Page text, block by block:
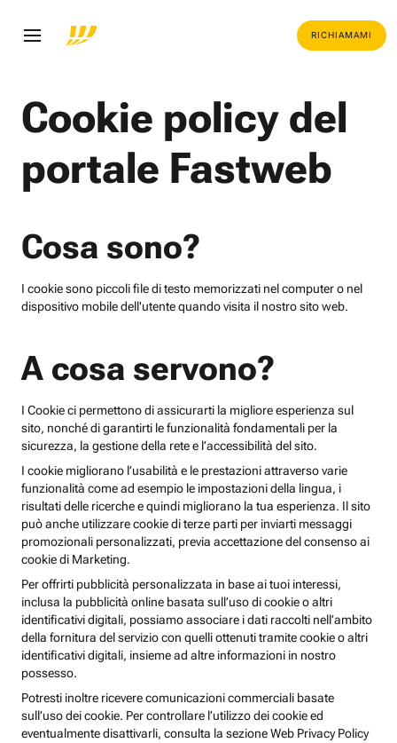
RICHIAMAMI
Cookie policy del
portale Fastweb
Cosa sono?
I cookie sono piccoli file di testo memorizzati nel computer o nel
dispositivo mobile dell'utente quando visita il nostro sito web.
A cosa servono?
I Cookie ci permettono di assicurarti la migliore esperienza sul
sito, nonché di garantirti le funzionalità fondamentali per la
sicurezza, la gestione della rete e l’accessibilità del sito.
I cookie migliorano l’usabilità e le prestazioni attraverso varie
funzionalità come ad esempio le impostazioni della lingua, i
risultati delle ricerche e quindi migliorano la tua esperienza. Il sito
può anche utilizzare cookie di terze parti per inviarti messaggi
promozionali personalizzati, previa accettazione del consenso ai
cookie di Marketing.
Per offrirti pubblicità personalizzata in base ai tuoi interessi,
inclusa la pubblicità online basata sull’uso di cookie o altri
identificativi digitali, possiamo associare i dati raccolti nell’ambito
della fornitura del servizio con quelli ottenuti tramite cookie o altri
identificativi digitali, insieme ad altre informazioni in nostro
possesso.
Potresti inoltre ricevere comunicazioni commerciali basate
sull’uso dei cookie. Per controllare l’utilizzo dei cookie ed
eventualmente disattivarli, consulta la sezione Web Privacy Policy